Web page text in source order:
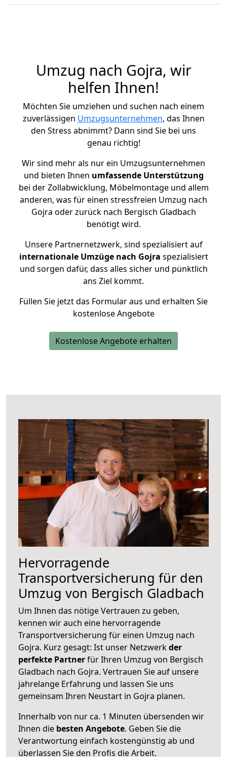
Umzug nach Gojra, wir
helfen Ihnen!
Möchten Sie umziehen und suchen nach einem
zuverlässigen Umzugsunternehmen, das Ihnen
den Stress abnimmt? Dann sind Sie bei uns
genau richtig!
Wir sind mehr als nur ein Umzugsunternehmen
und bieten Ihnen umfassende Unterstützung
bei der Zollabwicklung, Möbelmontage und allem
anderen, was für einen stressfreien Umzug nach
Gojra oder zurück nach Bergisch Gladbach
benötigt wird.
Unsere Partnernetzwerk, sind spezialisiert auf
internationale Umzüge nach Gojra spezialisiert
und sorgen dafür, dass alles sicher und pünktlich
ans Ziel kommt.
Füllen Sie jetzt das Formular aus und erhalten Sie
kostenlose Angebote
Kostenlose Angebote erhalten
Hervorragende
Transportversicherung für den
Umzug von Bergisch Gladbach
Um Ihnen das nötige Vertrauen zu geben,
kennen wir auch eine hervorragende
Transportversicherung für einen Umzug nach
Gojra. Kurz gesagt: Ist unser Netzwerkder
perfekte Partnerfür Ihren Umzug von Bergisch
Gladbach nach Gojra. Vertrauen Sie auf unsere
jahrelange Erfahrung und lassen Sie uns
gemeinsam Ihren Neustart in Gojra planen.
Innerhalb von nur ca. 1 Minuten übersenden wir
Ihnen die besten Angebote. Geben Sie die
Verantwortung einfach kostengünstig ab und
überlassen Sie den Profis die Arbeit.